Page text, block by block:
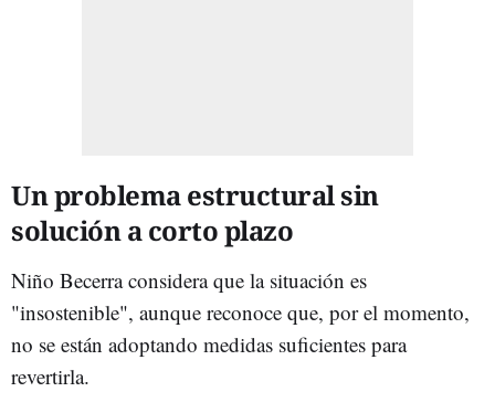
Un problema estructural sin
solución a corto plazo
Niño Becerra considera que la situación es
"insostenible", aunque reconoce que, por el momento,
no se están adoptando medidas suficientes para
revertirla.